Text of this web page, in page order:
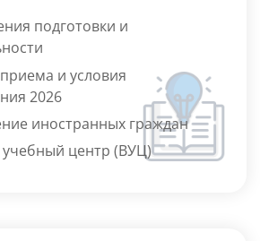
подготовки и
и условия
2026
иностранных граждан
центр (ВУЦ)